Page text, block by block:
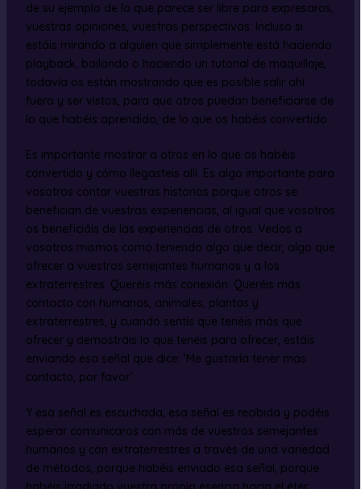
de su ejemplo de lo que parece ser libre para expresaros,
vuestras opiniones, vuestras perspectivas. Incluso si
estáis mirando a alguien que simplemente está haciendo
playback, bailando o haciendo un tutorial de maquillaje,
todavía os están mostrando que es posible salir ahí
fuera y ser vistos, para que otros puedan beneficiarse de
lo que habéis aprendido, de lo que os habéis convertido.
Es importante mostrar a otros en lo que os habéis
convertido y cómo llegasteis allí. Es algo importante para
vosotros contar vuestras historias porque otros se
benefician de vuestras experiencias, al igual que vosotros
os beneficiáis de las experiencias de otros. Vedos a
vosotros mismos como teniendo algo que decir, algo que
ofrecer a vuestros semejantes humanos y a los
extraterrestres. Queréis más conexión. Queréis más
contacto con humanos, animales, plantas y
extraterrestres, y cuando sentís que tenéis más que
ofrecer y demostráis lo que tenéis para ofrecer, estáis
enviando esa señal que dice: ‘Me gustaría tener más
contacto, por favor.’
Y esa señal es escuchada, esa señal es recibida y podéis
esperar comunicaros con más de vuestros semejantes
humanos y con extraterrestres a través de una variedad
de métodos, porque habéis enviado esa señal, porque